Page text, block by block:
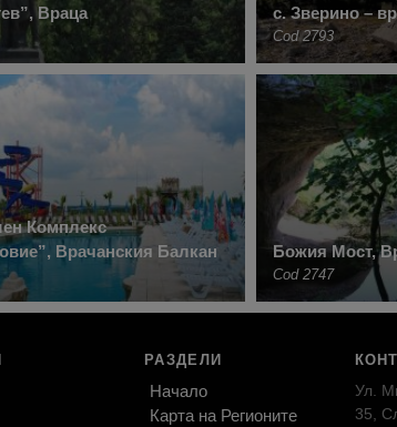
Враца
с. Зверино –
Cod 2793
Комплекс
Врачанския Балкан
Божия Мост,
Cod 2747
РАЗДЕЛИ
Начало
Карта на Регионите
Ул.
35,